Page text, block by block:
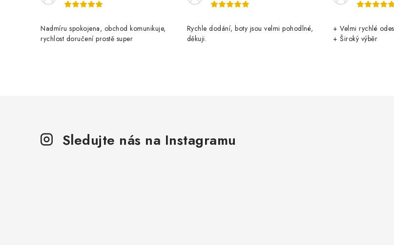
Nadmíru spokojena, obchod komunikuje,
rychlost doručení prostě super
Rychle dodání, boty jsou velmi pohodlné,
děkuji.
+ Velmi rychlé
+ Široký výběr
Sledujte nás na Instagramu